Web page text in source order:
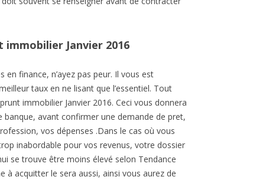
immobilier Janvier 2016
en finance, n’ayez pas peur. Il vous est
taux en ne lisant que l’essentiel. Tout
immobilier Janvier 2016. Ceci vous donnera
banque, avant confirmer une demande de pret,
vos dépenses .Dans le cas où vous
inabordable pour vos revenus, votre dossier
se trouve être moins élevé selon Tendance
à acquitter le sera aussi, ainsi vous aurez de